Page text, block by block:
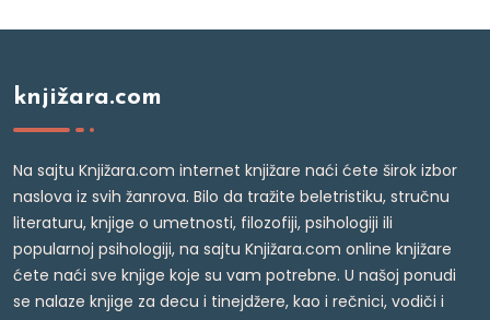
knjižara.com
Na sajtu Knjižara.com internet knjižare naći ćete širok izbor
naslova iz svih žanrova. Bilo da tražite beletristiku, stručnu
literaturu, knjige o umetnosti, filozofiji, psihologiji ili
popularnoj psihologiji, na sajtu Knjižara.com online knjižare
ćete naći sve knjige koje su vam potrebne. U našoj ponudi
se nalaze knjige za decu i tinejdžere, kao i rečnici, vodiči i